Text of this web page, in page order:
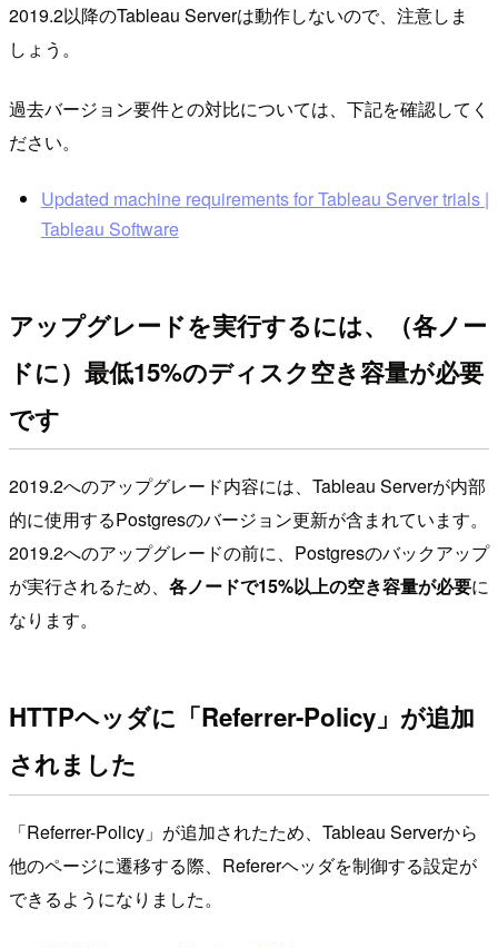
2019.2以降のTableau Serverは動作しないので、注意しま
しょう。
過去バージョン要件との対比については、下記を確認してく
ださい。
Updated machine requirements for Tableau Server trials |
Tableau Software
アップグレードを実行するには、（各ノー
ドに）最低15%のディスク空き容量が必要
です
2019.2へのアップグレード内容には、Tableau Serverが内部
的に使用するPostgresのバージョン更新が含まれています。
2019.2へのアップグレードの前に、Postgresのバックアップ
が実行されるため、 各ノードで15%以上の空き容量が必要に
なります。
HTTPヘッダに「Referrer-Policy」が追加
されました
「Referrer-Policy」が追加されたため、Tableau Serverから
他のページに遷移する際、Refererヘッダを制御する設定が
できるようになりました。